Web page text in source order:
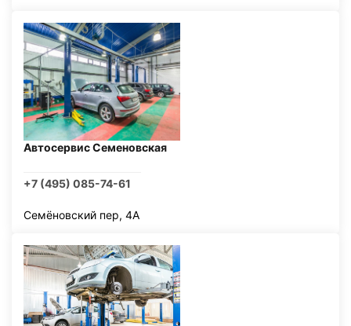
Автосервис Семеновская
+7 (495) 085-74-61
Семёновский пер, 4А